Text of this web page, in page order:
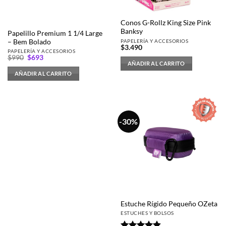
Papelillo Premium 1 1/4 Large
– Bem Bolado
PAPELERÍA Y ACCESORIOS
$990 El
original
era:
$990.
$693El
actual
es:
$693.
AÑADIR AL CARRITO
Conos G-Rollz King Size Pink
Banksy
PAPELERÍA Y ACCESORIOS
$3.490
AÑADIR AL CARRITO
-30%
Estuche Rígido Pequeño OZeta
ESTUCHES Y BOLSOS